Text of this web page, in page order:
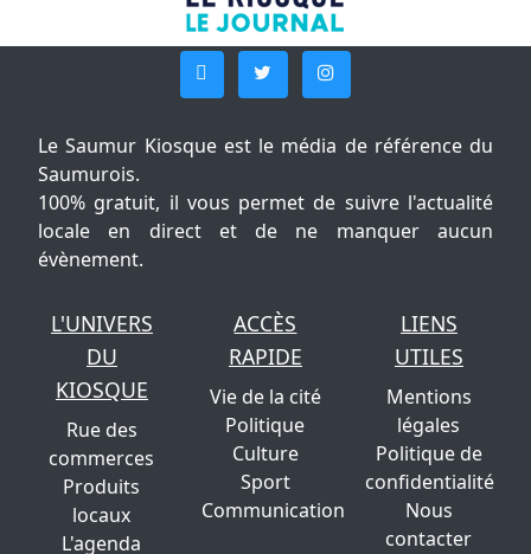
Le Saumur Kiosque est le média de référence du
Saumurois.
100% gratuit, il vous permet de suivre l'actualité
locale en direct et de ne manquer aucun
évènement.
L'UNIVERS
DU
KIOSQUE
Rue des
commerces
Produits
locaux
L'agenda
ACCÈS
RAPIDE
Vie de la cité
Politique
Culture
Sport
Communication
LIENS
UTILES
Mentions
légales
Politique de
confidentialité
Nous
contacter